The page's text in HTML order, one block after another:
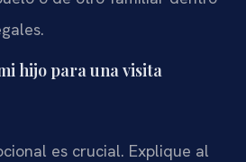
hijo para una visita
es crucial. Explique al